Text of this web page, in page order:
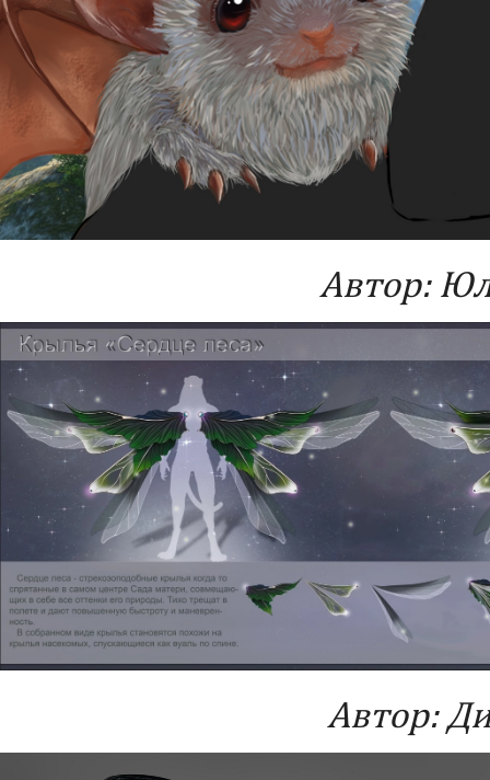
Автор:
Автор: